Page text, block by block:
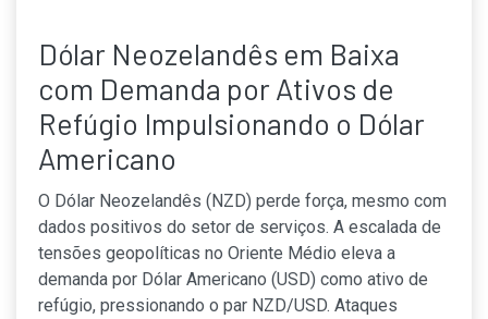
Dólar Neozelandês em Baixa
com Demanda por Ativos de
Refúgio Impulsionando o Dólar
Americano
O Dólar Neozelandês (NZD) perde força, mesmo com
dados positivos do setor de serviços. A escalada de
tensões geopolíticas no Oriente Médio eleva a
demanda por Dólar Americano (USD) como ativo de
refúgio, pressionando o par NZD/USD. Ataques